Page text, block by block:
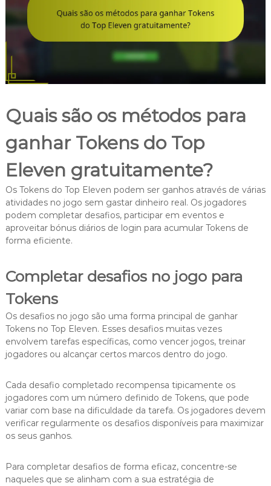
Quais são os métodos para
ganhar Tokens do Top
Eleven gratuitamente?
Os Tokens do Top Eleven podem ser ganhos através de várias
atividades no jogo sem gastar dinheiro real. Os jogadores
podem completar desafios, participar em eventos e
aproveitar bónus diários de login para acumular Tokens de
forma eficiente.
Completar desafios no jogo para
Tokens
Os desafios no jogo são uma forma principal de ganhar
Tokens no Top Eleven. Esses desafios muitas vezes
envolvem tarefas específicas, como vencer jogos, treinar
jogadores ou alcançar certos marcos dentro do jogo.
Cada desafio completado recompensa tipicamente os
jogadores com um número definido de Tokens, que pode
variar com base na dificuldade da tarefa. Os jogadores devem
verificar regularmente os desafios disponíveis para maximizar
os seus ganhos.
Para completar desafios de forma eficaz, concentre-se
naqueles que se alinham com a sua estratégia de